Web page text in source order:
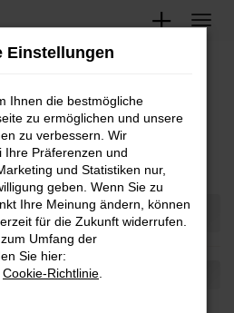
Showroom
Einstellungen
Ihnen die bestmögliche
zu ermöglichen und unsere
zu verbessern. Wir
Ihre Präferenzen und
und Statistiken nur,
geben. Wenn Sie zu
Ihre Meinung ändern, können
für die Zukunft widerrufen.
Umfang der
Sie hier:
Cookie-Richtlinie